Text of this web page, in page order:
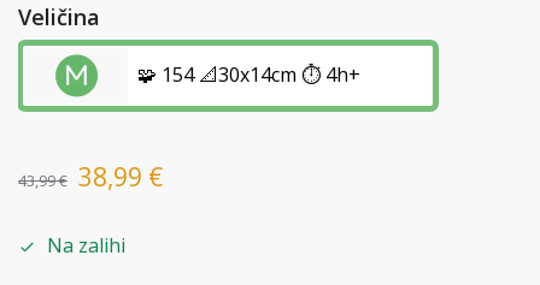
Veličina
🧩 154 📐30x14cm ⏱️ 4h+
43,99€ 38,99 €
Na zalihi